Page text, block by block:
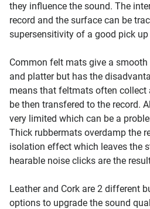
they influence the sound. The
record and the surface can be
supersensitivity of a good pick up
Common felt mats give a
and platter but has the
means that feltmats often
be then transfered to the record.
very limited which can be a
Thick rubbermats overdamp the
isolation effect which leaves the
hearable noise clicks are the
Leather and Cork are 2 different
options to upgrade the sound